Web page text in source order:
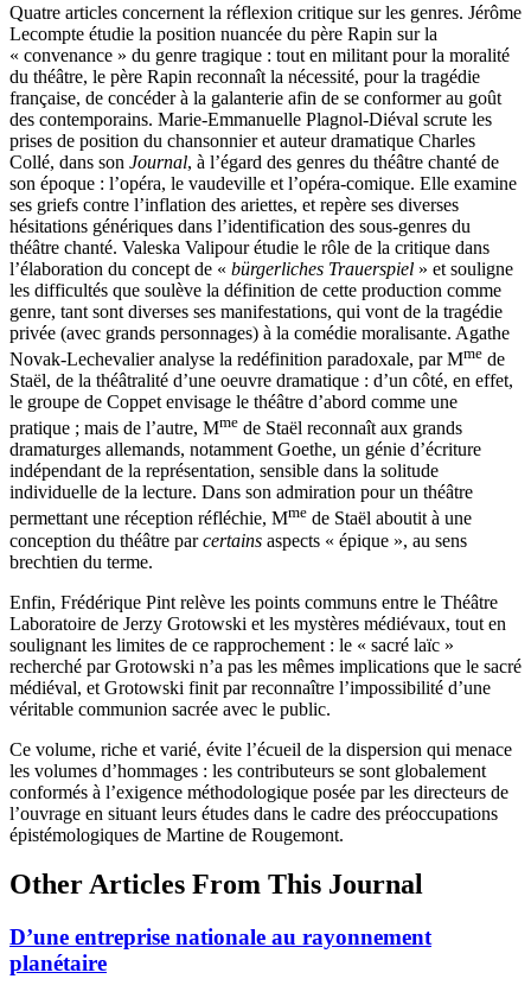
Quatre articles concernent la réflexion critique sur les genres. Jérôme
Lecompte étudie la position nuancée du père Rapin sur la
« convenance » du genre tragique : tout en militant pour la moralité
du théâtre, le père Rapin reconnaît la nécessité, pour la tragédie
française, de concéder à la galanterie afin de se conformer au goût
des contemporains. Marie-Emmanuelle Plagnol-Diéval scrute les
prises de position du chansonnier et auteur dramatique Charles
Collé, dans son Journal, à l’égard des genres du théâtre chanté de
son époque : l’opéra, le vaudeville et l’opéra-comique. Elle examine
ses griefs contre l’inflation des ariettes, et repère ses diverses
hésitations génériques dans l’identification des sous-genres du
théâtre chanté. Valeska Valipour étudie le rôle de la critique dans
l’élaboration du concept de « bürgerliches Trauerspiel » et souligne
les difficultés que soulève la définition de cette production comme
genre, tant sont diverses ses manifestations, qui vont de la tragédie
privée (avec grands personnages) à la comédie moralisante. Agathe
Novak-Lechevalier analyse la redéfinition paradoxale, par Mme de
Staël, de la théâtralité d’une oeuvre dramatique : d’un côté, en effet,
le groupe de Coppet envisage le théâtre d’abord comme une
pratique ; mais de l’autre, Mme de Staël reconnaît aux grands
dramaturges allemands, notamment Goethe, un génie d’écriture
indépendant de la représentation, sensible dans la solitude
individuelle de la lecture. Dans son admiration pour un théâtre
permettant une réception réfléchie, Mme de Staël aboutit à une
conception du théâtre parcertains aspects « épique », au sens
brechtien du terme.
Enfin, Frédérique Pint relève les points communs entre le Théâtre
Laboratoire de Jerzy Grotowski et les mystères médiévaux, tout en
soulignant les limites de ce rapprochement : le « sacré laïc »
recherché par Grotowski n’a pas les mêmes implications que le sacré
médiéval, et Grotowski finit par reconnaître l’impossibilité d’une
véritable communion sacrée avec le public.
Ce volume, riche et varié, évite l’écueil de la dispersion qui menace
les volumes d’hommages : les contributeurs se sont globalement
conformés à l’exigence méthodologique posée par les directeurs de
l’ouvrage en situant leurs études dans le cadre des préoccupations
épistémologiques de Martine de Rougemont.
Other Articles From This Journal
D’une entreprise nationale au rayonnement
planétaire